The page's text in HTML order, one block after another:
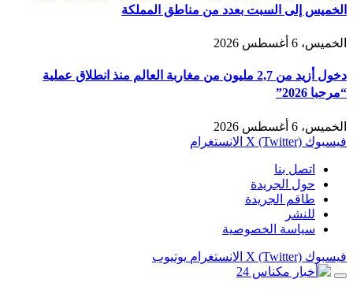
الخميس إلى السبت بعدد من مناطق المملكة
الخميس، 6 أغسطس 2026
دخول أزيد من 2,7 مليون من مغاربة العالم منذ انطلاق عملية
“مرحبا 2026”
الخميس، 6 أغسطس 2026
فيسبوك X (Twitter) الانستغرام
اتصل بنا
حول الجريدة
طاقم الجريدة
للنشر
سياسة الخصوصية
فيسبوك X (Twitter) الانستغرام يوتيوب